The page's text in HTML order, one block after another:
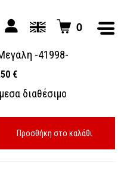
0
-41998-
€
διαθέσιμο
Προσθήκη στο καλάθι